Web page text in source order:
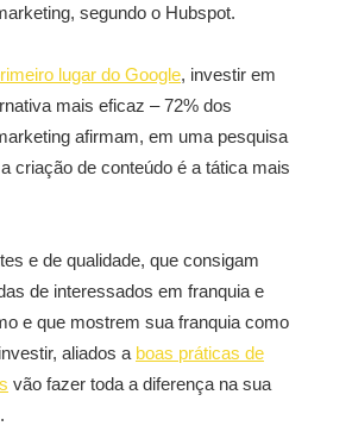
segundo o Hubspot.
lugar do Google, investir em
mais eficaz – 72% dos
afirmam, em uma pesquisa
criação de conteúdo é a tática mais
e de qualidade, que consigam
de interessados em franquia e
e que mostrem sua franquia como
aliados a boas práticas de
vão fazer toda a diferença na sua